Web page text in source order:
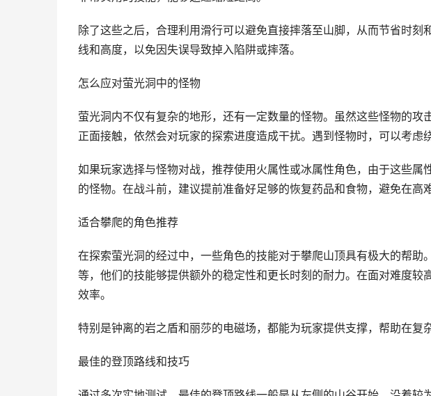
除了这些之后，合理利用滑行可以避免直接摔落至山脚，从而节省时
线和高度，以免因失误导致掉入陷阱或摔落。
怎么应对萤光洞中的怪物
萤光洞内不仅有复杂的地形，还有一定数量的怪物。虽然这些怪物的攻
正面接触，依然会对玩家的探索进度造成干扰。遇到怪物时，可以考虑
如果玩家选择与怪物对战，推荐使用火属性或冰属性角色，由于这些属
的怪物。在战斗前，建议提前准备好足够的恢复药品和食物，避免在高
适合攀爬的角色推荐
在探索萤光洞的经过中，一些角色的技能对于攀爬山顶具有极大的帮助
等，他们的技能够提供额外的稳定性和更长时刻的耐力。在面对难度较
效率。
特别是钟离的岩之盾和丽莎的电磁场，都能为玩家提供支撑，帮助在复
最佳的登顶路线和技巧